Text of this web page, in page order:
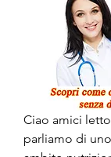
Ciao amici
parliamo di